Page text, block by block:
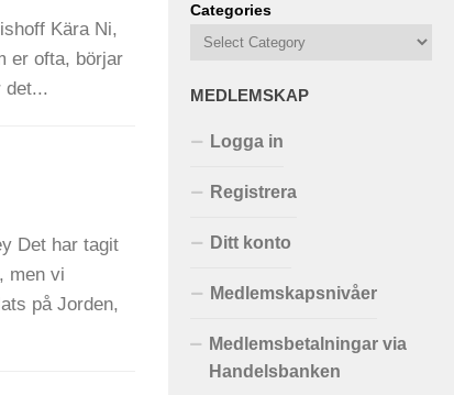
Kära Ni,
er ofta, börjar
det...
Det har tagit
men vi
på Jorden,
Categories
MEDLEMSKAP
Logga in
Registrera
Ditt konto
Medlemskapsnivåer
Medlemsbetalningar via
Handelsbanken